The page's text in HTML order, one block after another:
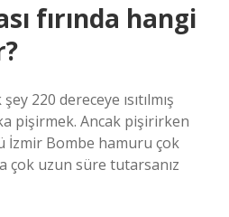
fırında hangi
220 dereceye ısıtılmış
pişirmek. Ancak pişirirken
İzmir Bombe hamuru çok
çok uzun süre tutarsanız